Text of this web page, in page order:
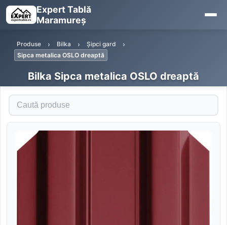
Expert Tablă
Maramureș
Produse Bilka
Șipci gard
Sipca metalica OSLO dreaptă
Bilka Sipca metalica OSLO dreaptă
Caută produse